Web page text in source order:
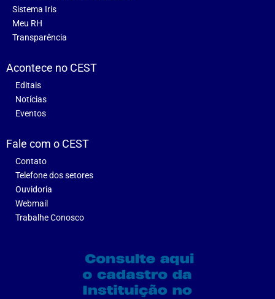
Sistema Iris
Meu RH
Transparência
Acontece no CEST
Editais
Notícias
Eventos
Fale com o CEST
Contato
Telefone dos setores
Ouvidoria
Webmail
Trabalhe Conosco